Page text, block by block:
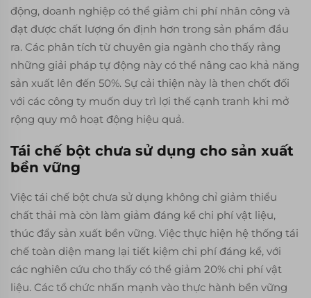
động, doanh nghiệp có thể giảm chi phí nhân công và
đạt được chất lượng ổn định hơn trong sản phẩm đầu
ra. Các phân tích từ chuyên gia ngành cho thấy rằng
những giải pháp tự động này có thể nâng cao khả năng
sản xuất lên đến 50%. Sự cải thiện này là then chốt đối
với các công ty muốn duy trì lợi thế cạnh tranh khi mở
rộng quy mô hoạt động hiệu quả.
Tái chế bột chưa sử dụng cho sản xuất
bền vững
Việc tái chế bột chưa sử dụng không chỉ giảm thiểu
chất thải mà còn làm giảm đáng kể chi phí vật liệu,
thúc đẩy sản xuất bền vững. Việc thực hiện hệ thống tái
chế toàn diện mang lại tiết kiệm chi phí đáng kể, với
các nghiên cứu cho thấy có thể giảm 20% chi phí vật
liệu. Các tổ chức nhấn mạnh vào thực hành bền vững